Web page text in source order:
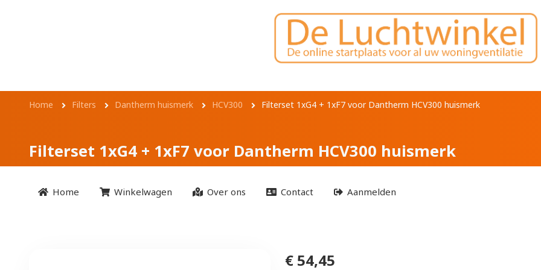
Filterset 1xG4 + 1xF7 voor Dantherm
Kruimelpad
Home Filters Dantherm huismerk HCV300 Filterset 1xG4 + 1xF7 voor Dantherm HCV300 huismerk
Filterset 1xG4 + 1xF7 voor Dantherm HCV300 huismerk
Home Winkelwagen Over ons Contact Aanmelden
€ 54,45